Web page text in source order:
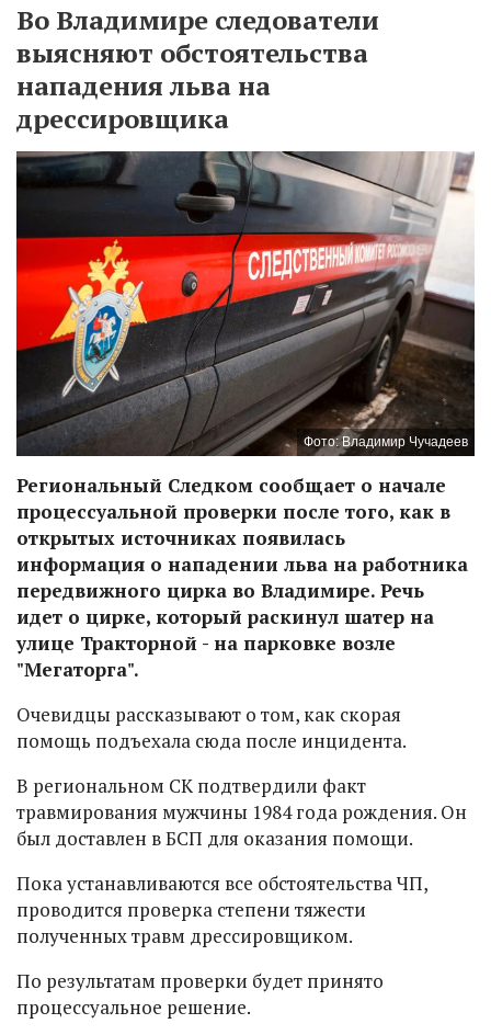
Во Владимире следователи
выясняют обстоятельства
нападения льва на
дрессировщика
Фото: Владимир Чучадеев
Региональный Следком сообщает о начале
процессуальной проверки после того, как в
открытых источниках появилась
информация о нападении льва на работника
передвижного цирка во Владимире. Речь
идет о цирке, который раскинул шатер на
улице Тракторной - на парковке возле
"Мегаторга".
Очевидцы рассказывают о том, как скорая
помощь подъехала сюда после инцидента.
В региональном СК подтвердили факт
травмирования мужчины 1984 года рождения. Он
был доставлен в БСП для оказания помощи.
Пока устанавливаются все обстоятельства ЧП,
проводится проверка степени тяжести
полученных травм дрессировщиком.
По результатам проверки будет принято
процессуальное решение.